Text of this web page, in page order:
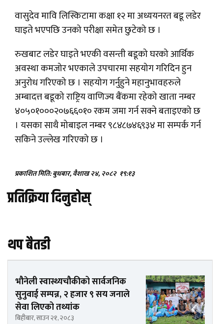
वासुदेव मावि लिस्किटामा कक्षा १२ मा अध्ययनरत बडू लडेर
घाइते भएपछि उनको परीक्षा समेत छुटेको छ ।
रुखबाट लडेर घाइते भएकी वसन्ती बडूको घरको आर्थिक
अवस्था कमजोर भएकाले उपचारमा सहयोग गरिदिन हुन
अनुरोध गरिएको छ । सहयोग गर्नुहुने महानुभावहरुले
अम्बादत्त बडूको राष्ट्रिय वाणिज्य बैंकमा रहेको खाता नम्बर
४०५०१०००२०७६६०१० रकम जमा गर्न सक्ने बताइएको छ
। यसका साथै मोबाइल नम्बर ९८४८७४६९३४ मा सम्पर्क गर्न
सकिने उल्लेख गरिएको छ ।
प्रकाशित मिति: बुधबार, वैशाख २४, २०८२ १९:१३
प्रतिक्रिया दिनुहोस्
थप बैतडी
भौनेली स्वास्थ्यचौकीको सार्वजनिक
सुनुवाई सम्पन्न, २ हजार ९ सय जनाले
सेवा लिएको तथ्यांक
बिहीबार, साउन २१, २०८३